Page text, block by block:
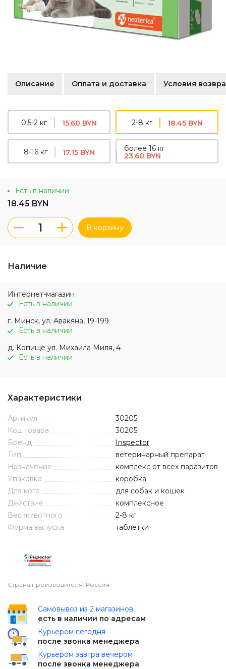
Описание Оплата и доставка Условия
0,5-2 кг 15.60 BYN 2-8 кг 18.45 BYN
8-16 кг 17.15 BYN
более 16 кг
23.60 BYN
Есть в наличии
18.45 BYN
В корзину
Наличие
Интернет-магазин
Есть в наличии
г. Минск, ул. Авакяна, 19-199
Есть в наличии
д. Копище ул. Михаила Миля, 4
Есть в наличии
Характеристики
Артикул
30205
Код товара
30205
Бренд
Inspector
Тип
ветеринарный препарат
Назначение
комплекс от всех паразитов
Упаковка
коробка
Для кого
для собак и кошек
Действие
комплексное
Вес животного
2-8 кг
Форма выпуска
таблетки
Страна производителя: Россия
Самовывоз из 2 магазинов
есть в наличии по адресам
Курьером сегодня
после звонка менеджера
Курьером завтра вечером
после звонка менеджера